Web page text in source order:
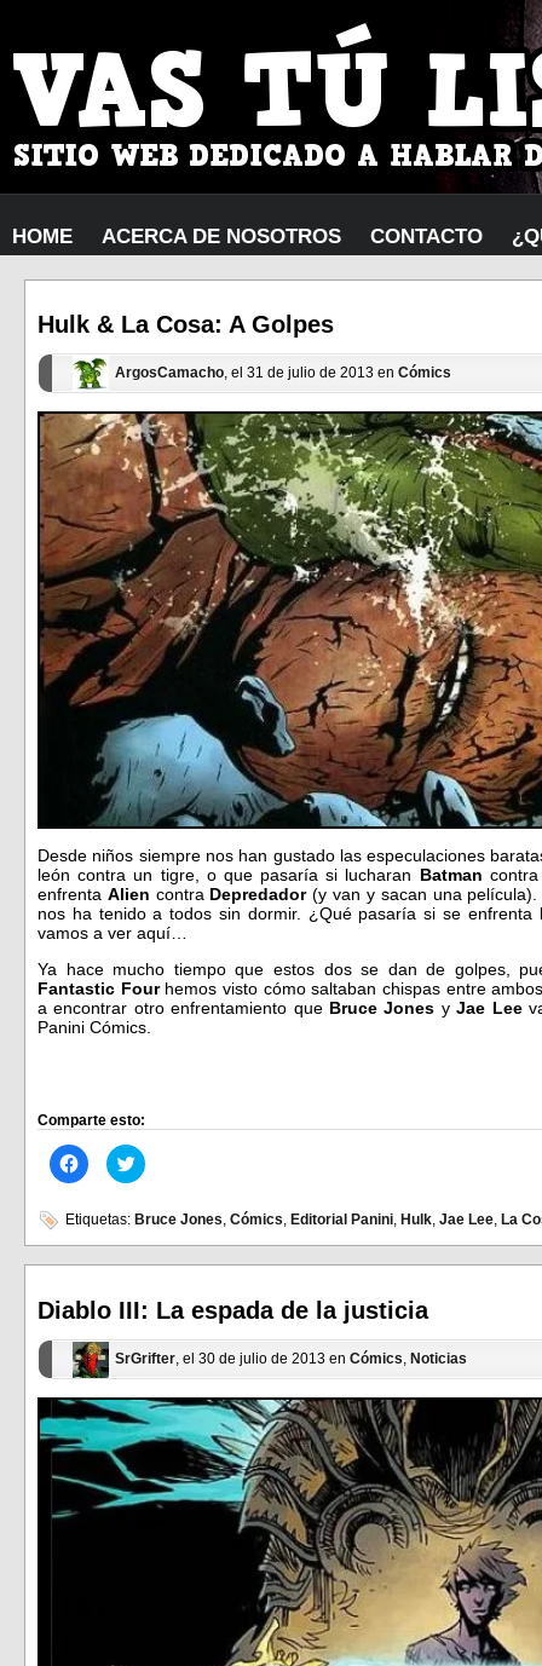
HOME ACERCA DE NOSOTROS CONTACTO
Hulk & La Cosa: A Golpes
ArgosCamacho, el 31 de julio de 2013 en Cómics
Desde niños siempre nos han gustado las especulaciones
león contra un tigre, o que pasaría si lucharan Batman
enfrenta Alien contra Depredador(y van y sacan una
nos ha tenido a todos sin dormir. ¿Qué pasaría si se enfrenta
vamos a ver aquí…
Ya hace mucho tiempo que estos dos se dan de golpes,
Fantastic Fourhemos visto cómo saltaban chispas entre
a encontrar otro enfrentamiento que Bruce Jones yJae Lee
Panini Cómics.
Comparte esto:
Haz
clic
en
Facebook
(Se
abre
ventana
nueva)
Haz
clic
en
(Se
abre
ventana
nueva)
Etiquetas: Bruce Jones, Cómics, Editorial Panini, Hulk, Jae Lee, La
Diablo III: La espada de la justicia
SrGrifter, el 30 de julio de 2013 en Cómics, Noticias